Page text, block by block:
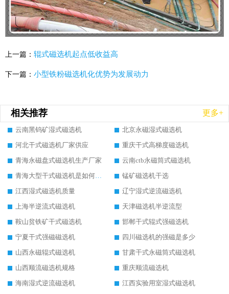
上一篇： 辊式磁选机起点低收益高
下一篇： 小型铁粉磁选机化优势为发展动力
相关推荐 更多+
云南黑钨矿湿式磁选机
北京永磁湿式磁选机
河北干式磁选机厂家供应
重庆干式高梯度磁选机
青海永磁盘式磁选机生产厂家
云南ctb永磁筒式磁选机
青海大型干式磁选机是如何选矿的
锰矿磁选机干选
江西湿式磁选机质量
辽宁湿式逆流磁选机
上海半逆流式磁选机
天津磁选机半逆流型
鞍山贫铁矿干式磁选机
邯郸干式辊式强磁选机
宁夏干式强磁磁选机
四川磁选机的强磁是多少
山西永磁辊式磁选机
甘肃干式永磁筒式磁选机
山西顺流磁选机规格
重庆顺流磁选机
海南湿式逆流磁选机
江西实验用室湿式磁选机